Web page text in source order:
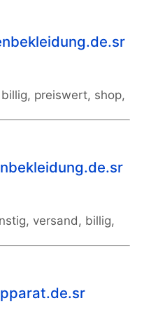
preiswert, shop,
versand, billig,